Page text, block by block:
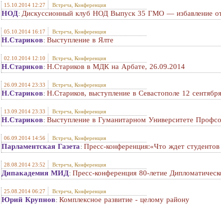
15.10.2014 12:27 Встреча, Конференция
НОД: Дискуссионный клуб НОД Выпуск 35 ГМО — избавление от
05.10.2014 16:17 Встреча, Конференция
Н.Стариков: Выступление в Ялте
02.10.2014 12:10 Встреча, Конференция
Н.Стариков: Н.Стариков в МДК на Арбате, 26.09.2014
26.09.2014 23:33 Встреча, Конференция
Н.Стариков: Н.Стариков, выступление в Севастополе 12
13.09.2014 23:33 Встреча, Конференция
Н.Стариков: Выступление в Гуманитарном Университете
06.09.2014 14:56 Встреча, Конференция
Парламентская Газета : Пресс-конференция:«Что ждет
28.08.2014 23:52 Встреча, Конференция
Дипакадемия МИД: Пресс-конференция 80-летие
25.08.2014 06:27 Встреча, Конференция
Юрий Крупнов: Комплексное развитие - целому району